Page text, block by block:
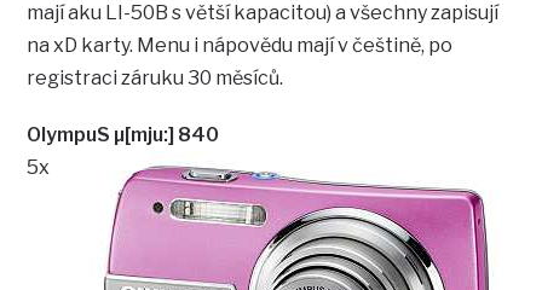
mají aku LI-50B s větší kapacitou) a všechny zapisují
na xD karty. Menu i nápovědu mají v češtině, po
registraci záruku 30 měsíců.
OlympuS µ[mju:] 840
5x